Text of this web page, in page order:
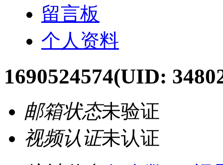
留言板
个人资料
1690524574(UID:
邮箱状态未验证
视频认证未认证